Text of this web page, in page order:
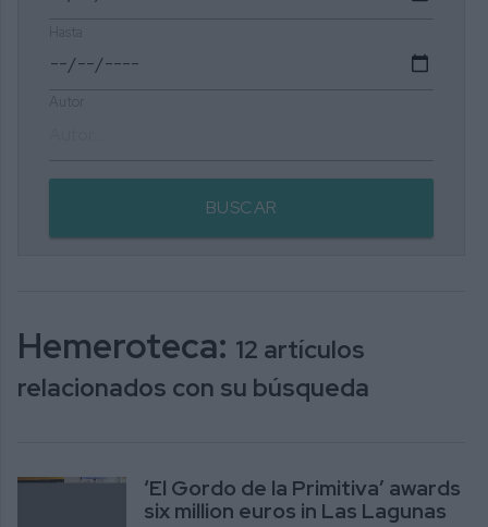
BUSCAR
Hemeroteca: 12 artículos
relacionados con su búsqueda
‘El Gordo de la Primitiva’ awards
six million euros in Las Lagunas